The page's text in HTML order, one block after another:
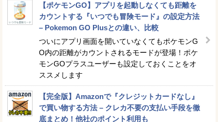
【ポケモンGO】アプリを起動しなくても距離を
カウントする『いつでも冒険モード』の設定方法
– Pokemon GO Plusとの違い、比較
ついにアプリ画面を開いていなくてもポケモンG
O内の距離がカウントされるモードが登場！ポケ
モンGOプラスユーザーも設定しておくことをオ
ススメします
【完全版】Amazonで『クレジットカードなし』
で買い物する方法 – クレカ不要の支払い手段を徹
底まとめ！他社のポイント利用も